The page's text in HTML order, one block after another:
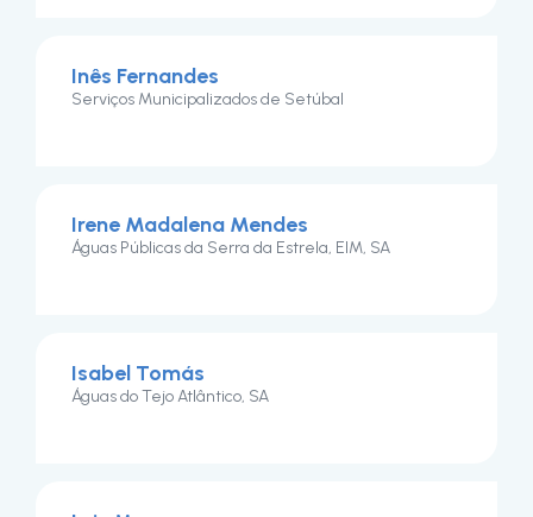
Inês Fernandes
Serviços Municipalizados de Setúbal
Irene Madalena Mendes
Águas Públicas da Serra da Estrela, EIM, SA
Isabel Tomás
Águas do Tejo Atlântico, SA